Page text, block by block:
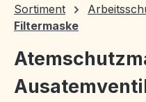
Sortiment
Filtermaske